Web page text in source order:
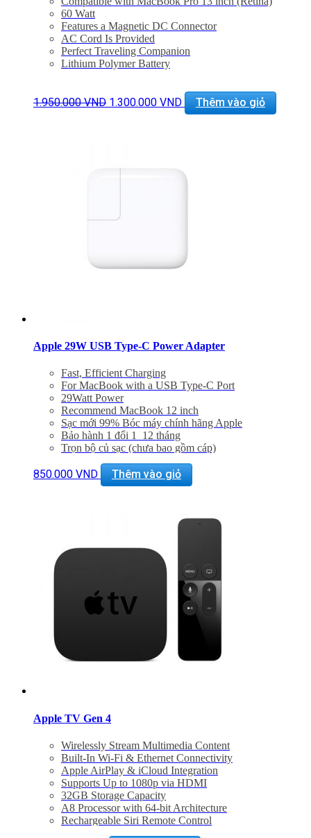
60 Watt
Features a Magnetic DC Connector
AC Cord Is Provided
Perfect Traveling Companion
Lithium Polymer Battery
1.950.000VND Giá
gốc
1.300.000 VND Giá
hiện
Thêm vào giỏ
Apple 29W USB Type-C Power Adapter
Fast, Efficient Charging
For MacBook with a USB Type-C Port
29Watt Power
Recommend MacBook 12 inch
Sạc mới 99% Bóc máy chính hãng Apple
Bảo hành 1 đổi 1 12 tháng
Trọn bộ củ sạc (chưa bao gồm cáp)
850.000 VND Thêm vào giỏ
Apple TV Gen 4
Wirelessly Stream Multimedia Content
Built-In Wi-Fi & Ethernet Connectivity
Apple AirPlay & iCloud Integration
Supports Up to 1080p via HDMI
32GB Storage Capacity
A8 Processor with 64-bit Architecture
Rechargeable Siri Remote Control